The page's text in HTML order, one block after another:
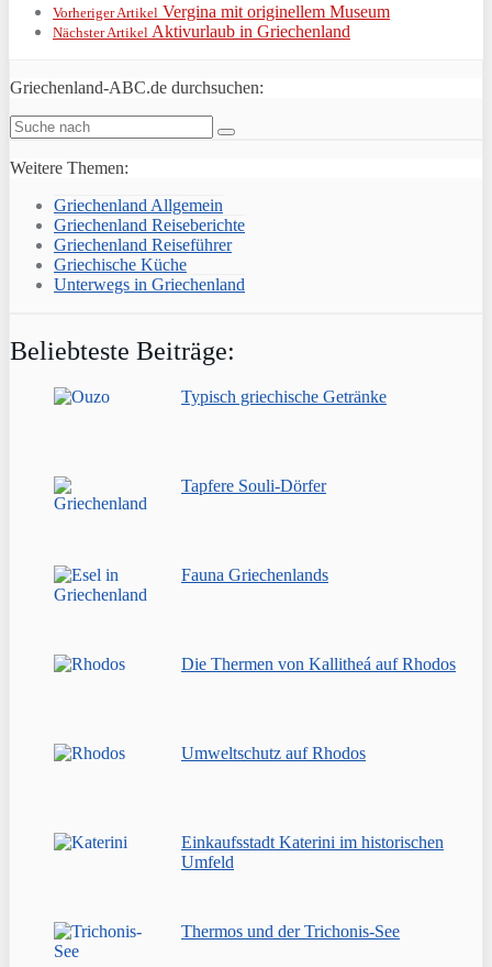
Vorheriger Artikel Vergina mit originellem Museum
Nächster Artikel Aktivurlaub in Griechenland
Griechenland-ABC.de durchsuchen:
Weitere Themen:
Griechenland Allgemein
Griechenland Reiseberichte
Griechenland Reiseführer
Griechische Küche
Unterwegs in Griechenland
Beliebteste Beiträge:
Typisch griechische Getränke
Tapfere Souli-Dörfer
Fauna Griechenlands
Die Thermen von Kallitheá auf Rhodos
Umweltschutz auf Rhodos
Einkaufsstadt Katerini im historischen
Umfeld
Thermos und der Trichonis-See